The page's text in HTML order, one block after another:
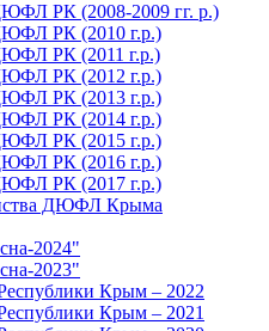
РК (2008-2009 гг. р.)
РК (2010 г.р.)
РК (2011 г.р.)
РК (2012 г.р.)
РК (2013 г.р.)
РК (2014 г.р.)
РК (2015 г.р.)
РК (2016 г.р.)
РК (2017 г.р.)
ДЮФЛ Крыма
2024"
2023"
Крым – 2022
Крым – 2021